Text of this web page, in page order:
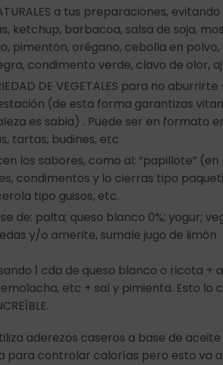
a tus preparaciones,
ketchup, barbacoa, salsa de soja,
pimentón, orégano, cebolla en
condimento verde, clavo de olor,
DE VEGETALES para no
(de esta forma garantizas
es sabia) . Puede ser en formato
tartas, budines, etc
los sabores, como al: “papillote”
condimentos y lo cierras tipo
tipo guisos, etc.
de: palta; queso blanco 0%; yogur;
y/o amerite, sumale jugo de limón
1 cda de queso blanco o ricota +
etc + sal y pimienta. Esto lo
aderezos caseros a base de aceite
para controlar calorías pero esto va